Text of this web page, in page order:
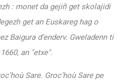
: monet da gejiñ get skolajidi
get an Euskareg hag o
Baigura d’enderv. Gweladenn ti
an "etxe".
Sare. Groc’hoù Sare pe